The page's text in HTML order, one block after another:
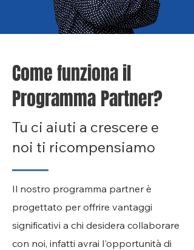
Come funziona il
Programma Partner?
Tu ci aiuti a crescere e
noi ti ricompensiamo
Il nostro programma partner è
progettato per offrire vantaggi
significativi a chi desidera collaborare
con noi, infatti avrai l'opportunità di